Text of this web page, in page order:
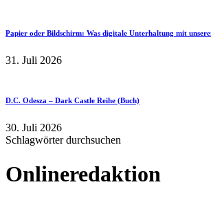
Papier oder Bildschirm: Was digitale Unterhaltung mit
31. Juli 2026
D.C. Odesza – Dark Castle Reihe (Buch)
30. Juli 2026
Schlagwörter durchsuchen
Onlineredaktion